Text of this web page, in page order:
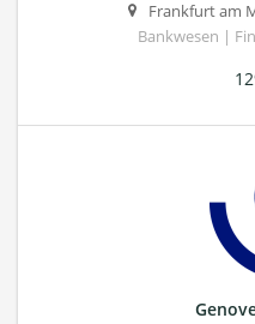
Frankfurt am
Bankwesen |